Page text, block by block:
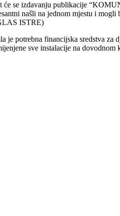
se izdavanju publikacije
našli na jednom mjestu i
ISTRE)
potrebna financijska sredstva
sve instalacije na